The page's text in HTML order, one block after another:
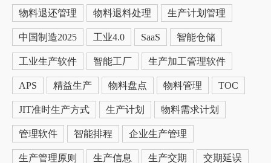
物料退还管理 物料退料处理 生产计划管理
中国制造2025 工业4.0 SaaS 智能仓储
工业生产软件 智能工厂 生产加工管理软件
APS 精益生产 物料盘点 物料管理 TOC
JIT准时生产方式 生产计划 物料需求计划
管理软件 智能排程 企业生产管理
生产管理原则 生产信息 生产交期 交期延误